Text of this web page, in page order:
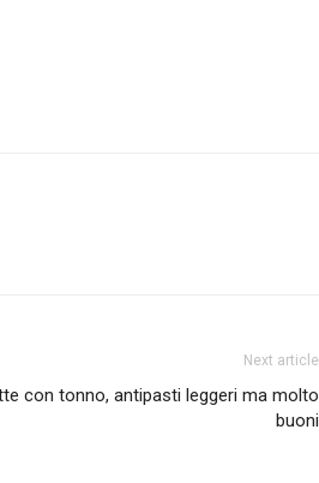
Next article
con tonno, antipasti leggeri ma molto
buoni